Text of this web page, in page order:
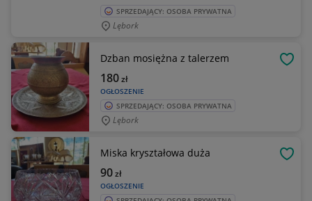
SPRZEDAJĄCY: OSOBA PRYWATNA
Lębork
Dzban mosiężna z talerzem
OGŁOSZENIE
180zł
SPRZEDAJĄCY: OSOBA PRYWATNA
Lębork
Miska kryształowa duża
OGŁOSZENIE
90zł